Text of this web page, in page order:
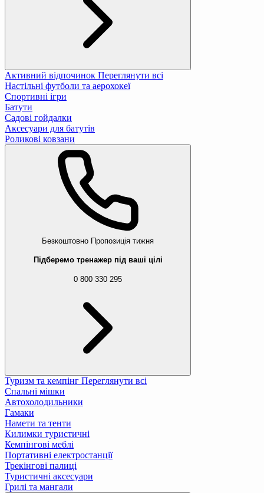
Активний відпочинок Переглянути всі
Настільні футболи та аерохокеї
Спортивні ігри
Батути
Садові гойдалки
Аксесуари для батутів
Роликові ковзани
Безкоштовно Пропозиція тижня
Підберемо тренажер під ваші цілі
0 800 330 295
Туризм та кемпінг Переглянути всі
Спальні мішки
Автохолодильники
Гамаки
Намети та тенти
Килимки туристичні
Кемпінгові меблі
Портативні електростанції
Трекінгові палиці
Туристичні аксесуари
Грилі та мангали